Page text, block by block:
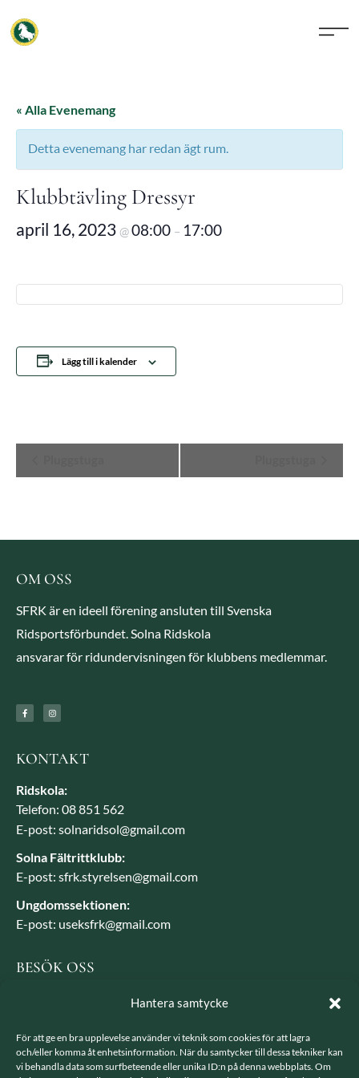
Hantera samtycke
För att ge en bra upplevelse använder vi teknik som cookies för att lagra
och/eller komma åt enhetsinformation. När du samtycker till dessa tekniker kan
vi behandla data som surfbeteende eller unika ID:n på denna webbplats. Om
« Alla Evenemang
Detta evenemang har redan ägt rum.
Klubbtävling Dressyr
april 16, 2023 @08:00 – 17:00
Lägg till i kalender
OM OSS
SFRK är en ideell förening ansluten till Svenska
Ridsportsförbundet. Solna Ridskola
ansvarar för ridundervisningen för klubbens medlemmar.
KONTAKT
Ridskola:
Telefon: 08 851 562
E-post: solnaridsol@gmail.com
Solna Fältrittklubb:
E-post: sfrk.styrelsen@gmail.com
Ungdomssektionen:
E-post: useksfrk@gmail.com
BESÖK OSS
Besöksadress: Järvavägen 7, 170 79 Solna
LÄNKAR